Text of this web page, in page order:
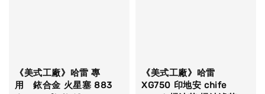
《美式工廠》哈雷 專
用 銥合金 火星塞 883
《美式工廠》哈雷
XG750 印地安 chife